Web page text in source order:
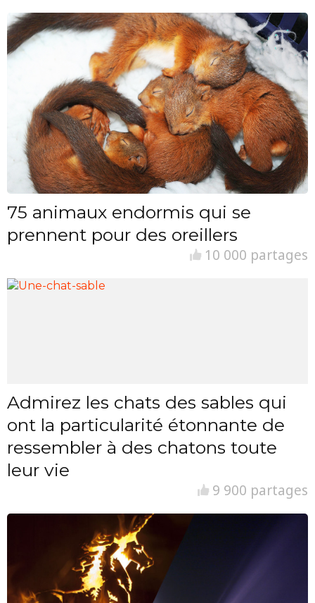
75 animaux endormis qui se
prennent pour des oreillers
10 000 partages
Admirez les chats des sables qui
ont la particularité étonnante de
ressembler à des chatons toute
leur vie
9 900 partages